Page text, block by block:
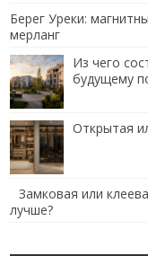
Берег Уреки:
мерланг
Из чего
будущему
Открытая
Замковая или
лучше?